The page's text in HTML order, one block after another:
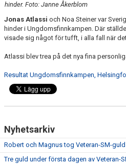
hinder. Foto: Janne Åkerblom
Jonas Atlassi och Noa Steiner var
hinder i Ungdomsfinnkampen. Där
visade sig något för tufft, i alla fall när
Atlassi blev trea på det nya fina
Resultat Ungdomsfinnkampen,
Nyhetsarkiv
Robert och Magnus tog Veteran-SM-
Tre guld under första dagen av Veteran-